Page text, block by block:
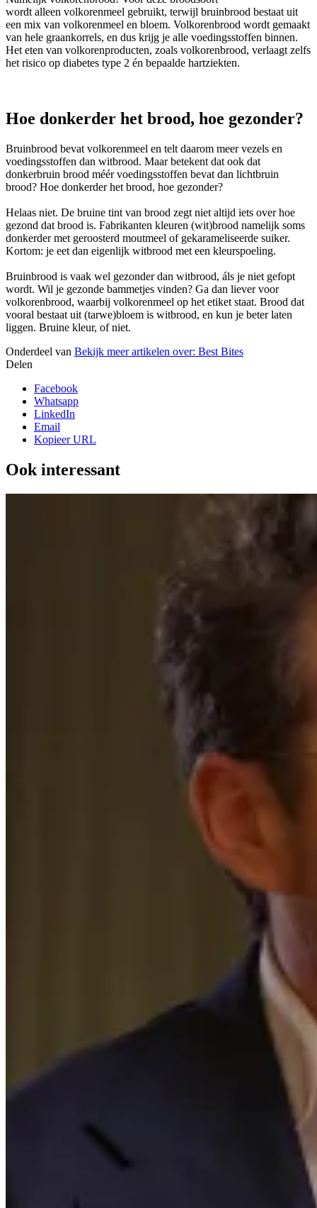
wordt alleen volkorenmeel gebruikt, terwijl bruinbrood bestaat uit
een mix van volkorenmeel en bloem. Volkorenbrood wordt gemaakt
van hele graankorrels, en dus krijg je alle voedingsstoffen binnen.
Het eten van volkorenproducten, zoals volkorenbrood, verlaagt zelfs
het risico op diabetes type 2 én bepaalde hartziekten.
Hoe donkerder het brood, hoe gezonder?
Bruinbrood bevat volkorenmeel en telt daarom meer vezels en
voedingsstoffen dan witbrood. Maar betekent dat ook dat
donkerbruin brood méér voedingsstoffen bevat dan lichtbruin
brood? Hoe donkerder het brood, hoe gezonder?
Helaas niet. De bruine tint van brood zegt niet altijd iets over hoe
gezond dat brood is. Fabrikanten kleuren (wit)brood namelijk soms
donkerder met geroosterd moutmeel of gekarameliseerde suiker.
Kortom: je eet dan eigenlijk witbrood met een kleurspoeling.
Bruinbrood is vaak wel gezonder dan witbrood, áls je niet gefopt
wordt. Wil je gezonde bammetjes vinden? Ga dan liever voor
volkorenbrood, waarbij volkorenmeel op het etiket staat. Brood dat
vooral bestaat uit (tarwe)bloem is witbrood, en kun je beter laten
liggen. Bruine kleur, of niet.
Onderdeel van Bekijk meer artikelen over: Best Bites
Delen
Facebook
Whatsapp
LinkedIn
Email
Kopieer URL
Ook interessant